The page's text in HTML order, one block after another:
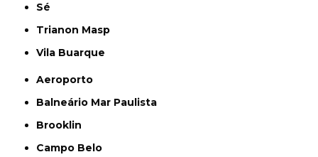
Sé
Trianon Masp
Vila Buarque
Aeroporto
Balneário Mar Paulista
Brooklin
Campo Belo